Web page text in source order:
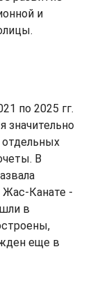
и
по 2025 гг.
значительно
В
Жас-Канате -
в
еще в